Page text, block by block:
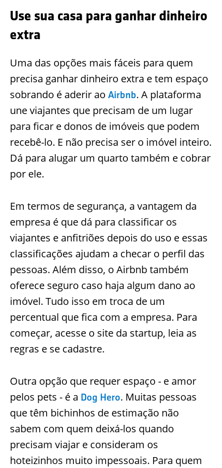
Use sua casa para ganhar dinheiro
extra
Uma das opções mais fáceis para quem
precisa ganhar dinheiro extra e tem espaço
sobrando é aderir ao Airbnb. A plataforma
une viajantes que precisam de um lugar
para ficar e donos de imóveis que podem
recebê-lo. E não precisa ser o imóvel inteiro.
Dá para alugar um quarto também e cobrar
por ele.
Em termos de segurança, a vantagem da
empresa é que dá para classificar os
viajantes e anfitriões depois do uso e essas
classificações ajudam a checar o perfil das
pessoas. Além disso, o Airbnb também
oferece seguro caso haja algum dano ao
imóvel. Tudo isso em troca de um
percentual que fica com a empresa. Para
começar, acesse o site da startup, leia as
regras e se cadastre.
Outra opção que requer espaço - e amor
pelos pets - é a Dog Hero. Muitas pessoas
que têm bichinhos de estimação não
sabem com quem deixá-los quando
precisam viajar e consideram os
hoteizinhos muito impessoais. Para quem